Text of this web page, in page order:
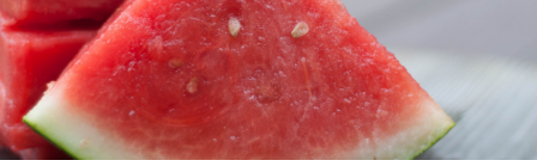
お試しフルーツ